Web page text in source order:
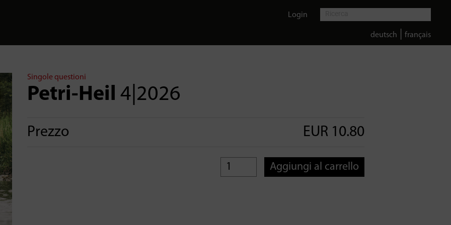
Login
deutsch français
Singole questioni
Petri-Heil 4|2026
Prezzo EUR 10.80
Aggiungi al carrello